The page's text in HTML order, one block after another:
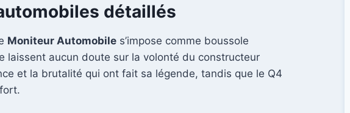
détaillés
Moniteur Automobile s’impose comme boussole
laissent aucun doute sur la volonté du constructeur
et la brutalité qui ont fait sa légende, tandis que le Q4